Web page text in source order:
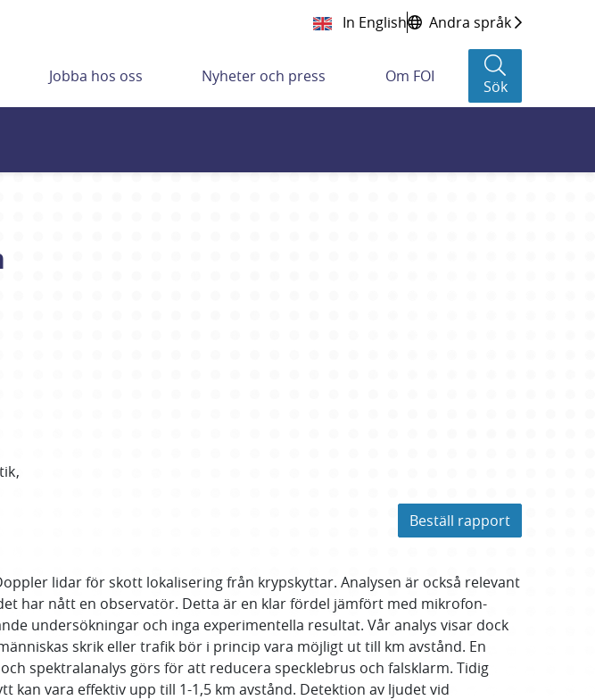
In English Andra språk
Jobba hos oss Nyheter och press Om FOI
Sök
Beställ rapport
lidar för skott lokalisering från krypskyttar. Analysen är också relevant
har nått en observatör. Detta är en klar fördel jämfört med mikrofon-
undersökningar och inga experimentella resultat. Vår analys visar dock
skrik eller trafik bör i princip vara möjligt ut till km avstånd. En
spektralanalys görs för att reducera specklebrus och falsklarm. Tidig
kan vara effektiv upp till 1-1,5 km avstånd. Detektion av ljudet vid